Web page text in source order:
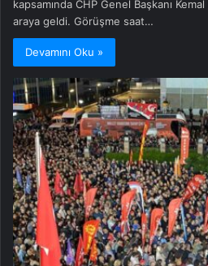
kapsamında CHP Genel Başkanı
araya geldi. Görüşme saat…
Devamını Oku »